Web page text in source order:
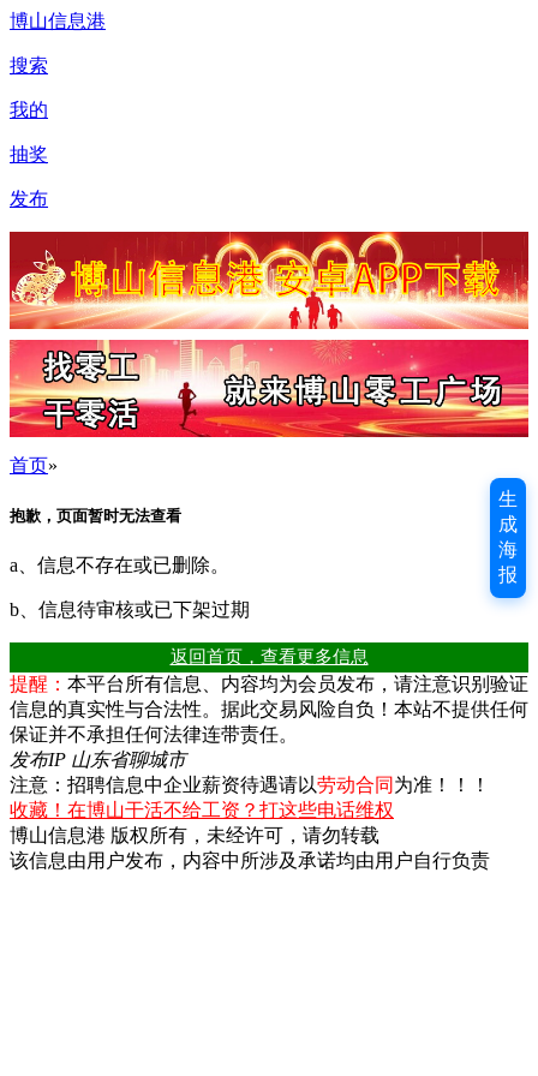
博山信息港
搜索
我的
抽奖
发布
首页»
抱歉，页面暂时无法查看
a、信息不存在或已删除。
b、信息待审核或已下架过期
返回首页，查看更多信息
提醒： 本平台所有信息、内容均为会员发布，请注意识别验证
信息的真实性与合法性。据此交易风险自负！本站不提供任何
保证并不承担任何法律连带责任。
发布IP 山东省聊城市
注意：招聘信息中企业薪资待遇请以劳动合同 为准！！！
收藏！在博山干活不给工资？打这些电话维权
博山信息港 版权所有，未经许可，请勿转载
该信息由用户发布，内容中所涉及承诺均由用户自行负责
生
成
海
报